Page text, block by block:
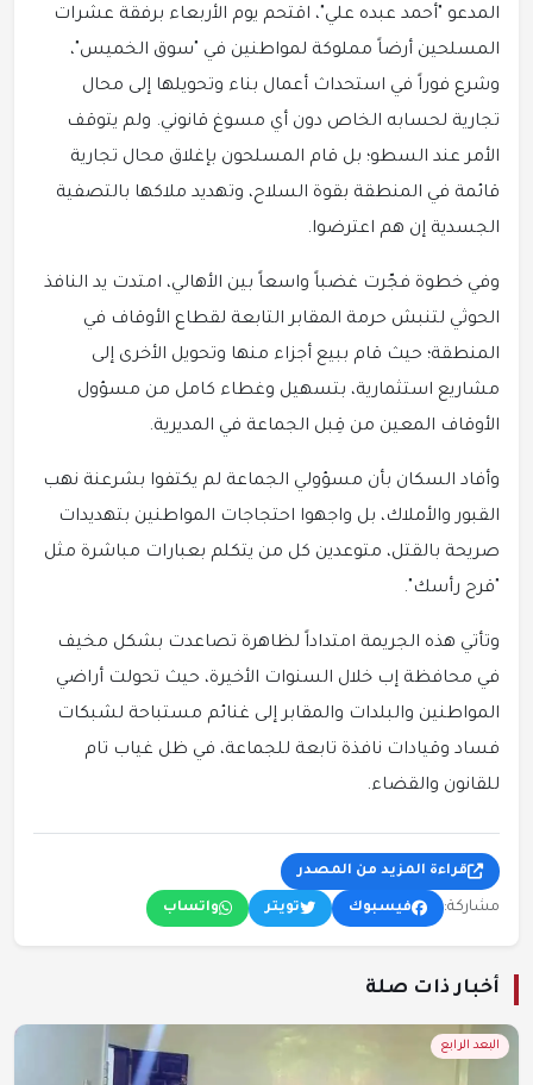
المدعو "أحمد عبده علي"، اقتحم يوم الأربعاء برفقة عشرات
المسلحين أرضاً مملوكة لمواطنين في "سوق الخميس"،
وشرع فوراً في استحداث أعمال بناء وتحويلها إلى محال
تجارية لحسابه الخاص دون أي مسوغ قانوني. ولم يتوقف
الأمر عند السطو؛ بل قام المسلحون بإغلاق محال تجارية
قائمة في المنطقة بقوة السلاح، وتهديد ملاكها بالتصفية
الجسدية إن هم اعترضوا.
وفي خطوة فجّرت غضباً واسعاً بين الأهالي، امتدت يد النافذ
الحوثي لتنبش حرمة المقابر التابعة لقطاع الأوقاف في
المنطقة؛ حيث قام ببيع أجزاء منها وتحويل الأخرى إلى
مشاريع استثمارية، بتسهيل وغطاء كامل من مسؤول
الأوقاف المعين من قِبل الجماعة في المديرية.
وأفاد السكان بأن مسؤولي الجماعة لم يكتفوا بشرعنة نهب
القبور والأملاك، بل واجهوا احتجاجات المواطنين بتهديدات
صريحة بالقتل، متوعدين كل من يتكلم بعبارات مباشرة مثل
"قرح رأسك".
وتأتي هذه الجريمة امتداداً لظاهرة تصاعدت بشكل مخيف
في محافظة إب خلال السنوات الأخيرة، حيث تحولت أراضي
المواطنين والبلدات والمقابر إلى غنائم مستباحة لشبكات
فساد وقيادات نافذة تابعة للجماعة، في ظل غياب تام
للقانون والقضاء.
قراءة المزيد من المصدر
مشاركة: فيسبوك تويتر واتساب
أخبار ذات صلة
البعد الرابع